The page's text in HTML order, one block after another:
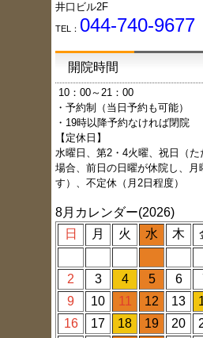
井口ビル2F
TEL： 044-740-9677
開院時間
10：00～21：00
・予約制（当日予約も可能）
・19時以降予約なければ閉院
【定休日】
水曜日、第2・4火曜、祝日（
場合、前日の日曜が休院し、月
す）、不定休（月2日程度）
8月カレンダー(2026)
日
月 火 水 木
2
3 4 5 6
9
10 11 12 13
16
17 18 19 20